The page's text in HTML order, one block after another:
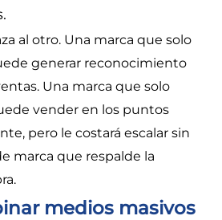
al otro. Una marca que solo
generar reconocimiento
Una marca que solo
vender en los puntos
pero le costará escalar sin
marca que respalde la
medios masivos